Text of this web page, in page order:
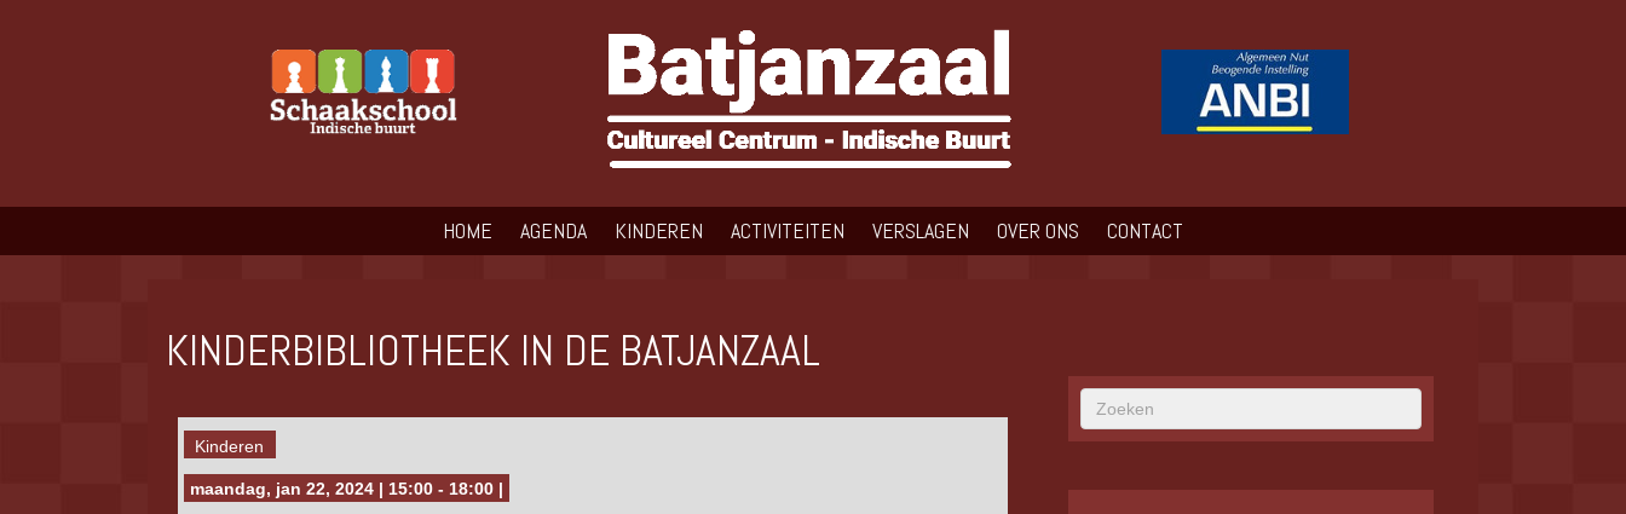
HOME AGENDA KINDEREN ACTIVITEITEN VERSLAGEN OVER ONS CONTACT
KINDERBIBLIOTHEEK IN DE BATJANZAAL
Kinderen
maandag, jan 22, 2024 | 15:00 - 18:00 |